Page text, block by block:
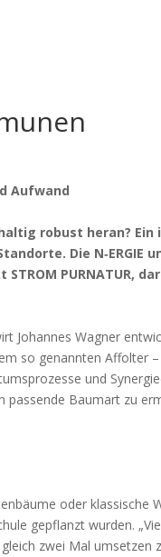
Auf­wand
robust her­an? Ein
Die N‑ERGIE
PURNATUR,
Johan­nes Wag­ner
so genann­ten Affol­ter
und
pas­sen­de Baum­art zu
oder klas­si­sche
gepflanzt wur­den.
zwei Mal umset­zen